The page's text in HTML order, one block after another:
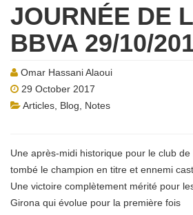
JOURNÉE DE
BBVA 29/10/
Omar Hassani Alaoui
29 October 2017
Articles Blog
Notes
Une après-midi historique pour le club
tombé le champion en titre et ennemi
Une victoire complètement mérité pour
Girona qui évolue pour la première fois